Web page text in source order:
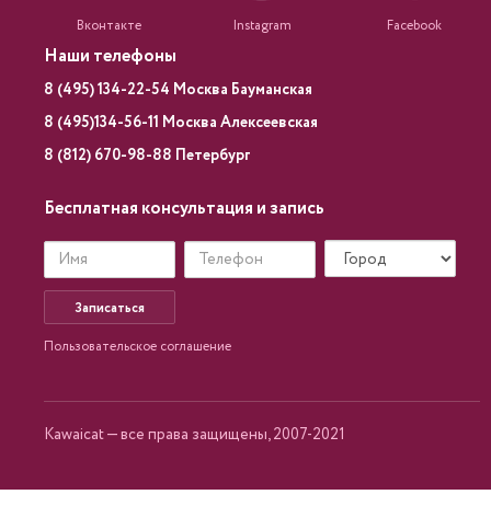
Вконтакте Instagram Facebook
Наши телефоны
8 (495) 134-22-54 Москва Бауманская
8 (495)134-56-11 Москва Алексеевская
8 (812) 670-98-88 Петербург
Бесплатная консультация и запись
Записаться
Пользовательское соглашение
Kawaicat — все права защищены, 2007-2021